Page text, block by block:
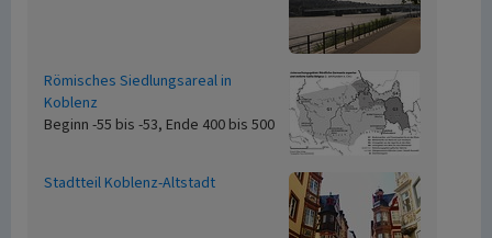
Römisches Siedlungsareal in
Koblenz
Beginn -55 bis -53, Ende 400 bis 500
Stadtteil Koblenz-Altstadt